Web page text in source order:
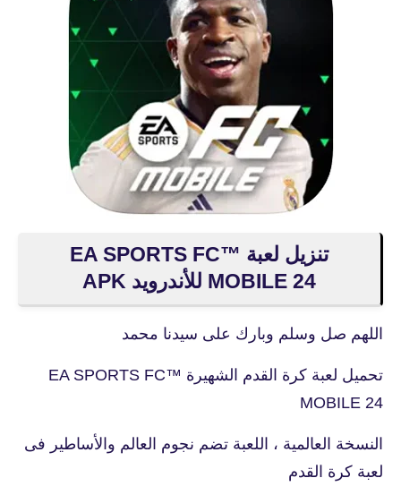
تنزيل لعبة EA SPORTS FC™
MOBILE 24 للأندرويد APK
اللهم صل وسلم وبارك على سيدنا محمد
تحميل لعبة كرة القدم الشهيرة EA SPORTS FC™
MOBILE 24
النسخة العالمية ، اللعبة تضم نجوم العالم والأساطير فى
لعبة كرة القدم